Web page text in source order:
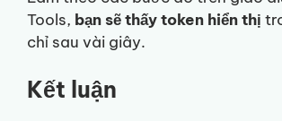
Tools, bạn sẽ thấy token hiển thị
chỉ sau vài giây.
Kết luận